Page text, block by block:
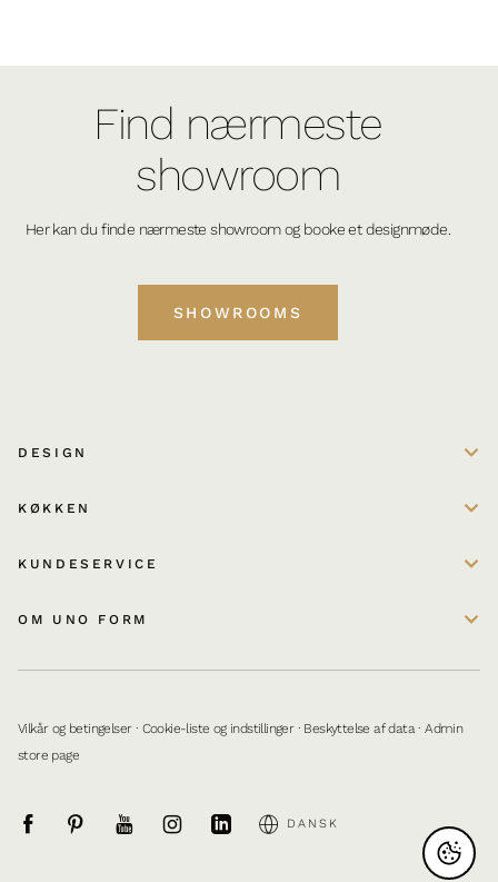
Find nærmeste
showroom
Her kan du finde nærmeste showroom og booke et designmøde.
SHOWROOMS
DESIGN
KØKKEN
KUNDESERVICE
OM UNO FORM
Vilkår og betingelser · Cookie-liste og indstillinger · Beskyttelse af data · Admin
store page
DANSK